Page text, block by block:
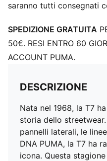
saranno tutti consegnati
SPEDIZIONE GRATUITA
50€. RESI ENTRO 60
ACCOUNT PUMA.
DESCRIZIONE
Nata nel 1968, la T7
storia dello
pannelli laterali, le
DNA PUMA, la T7 ha
icona. Questa